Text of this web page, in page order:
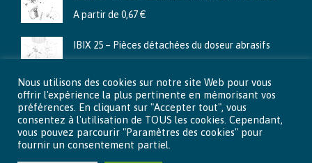
A partir de 0,67€
IBIX 25 – Pièces détachées du doseur abrasifs
Ibix 9 - Pièces détachées du doseur abrasifs
A partir de2,66€
Nous utilisons des cookies sur notre site Web pour vous
offrir l'expérience la plus pertinente en mémorisant vos
préférences. En cliquant sur "Accepter tout", vous
consentez à l'utilisation de TOUS les cookies. Cependant,
vous pouvez parcourir "Paramètres des cookies" pour
fournir un consentement partiel.